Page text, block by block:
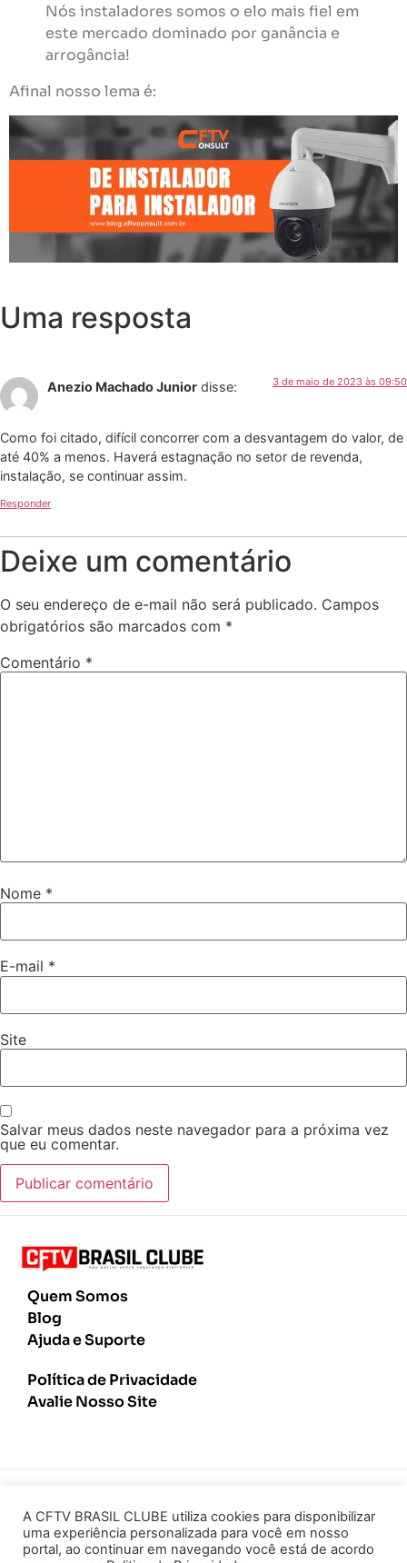
Nós instaladores somos o elo mais fiel em
este mercado dominado por ganância e
arrogância!
Afinal nosso lema é:
Uma resposta
Anezio Machado Junior disse: 3 de maio de 2023 às 09:50
Como foi citado, difícil concorrer com a desvantagem do valor, de
até 40% a menos. Haverá estagnação no setor de revenda,
instalação, se continuar assim.
Responder
Deixe um comentário
O seu endereço de e-mail não será publicado. Campos
obrigatórios são marcados com *
Comentário *
Nome *
E-mail *
Site
Salvar meus dados neste navegador para a próxima vez
que eu comentar.
Quem Somos
Blog
Ajuda e Suporte
Política de Privacidade
Avalie Nosso Site
Copyright © 2019 - 2026
Política de Privacidade
A CFTV BRASIL CLUBE utiliza cookies para disponibilizar
uma experiência personalizada para você em nosso
portal, ao continuar em navegando você está de acordo